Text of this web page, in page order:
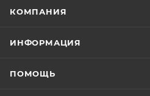
КОМПАНИЯ
ИНФОРМАЦИЯ
ПОМОЩЬ